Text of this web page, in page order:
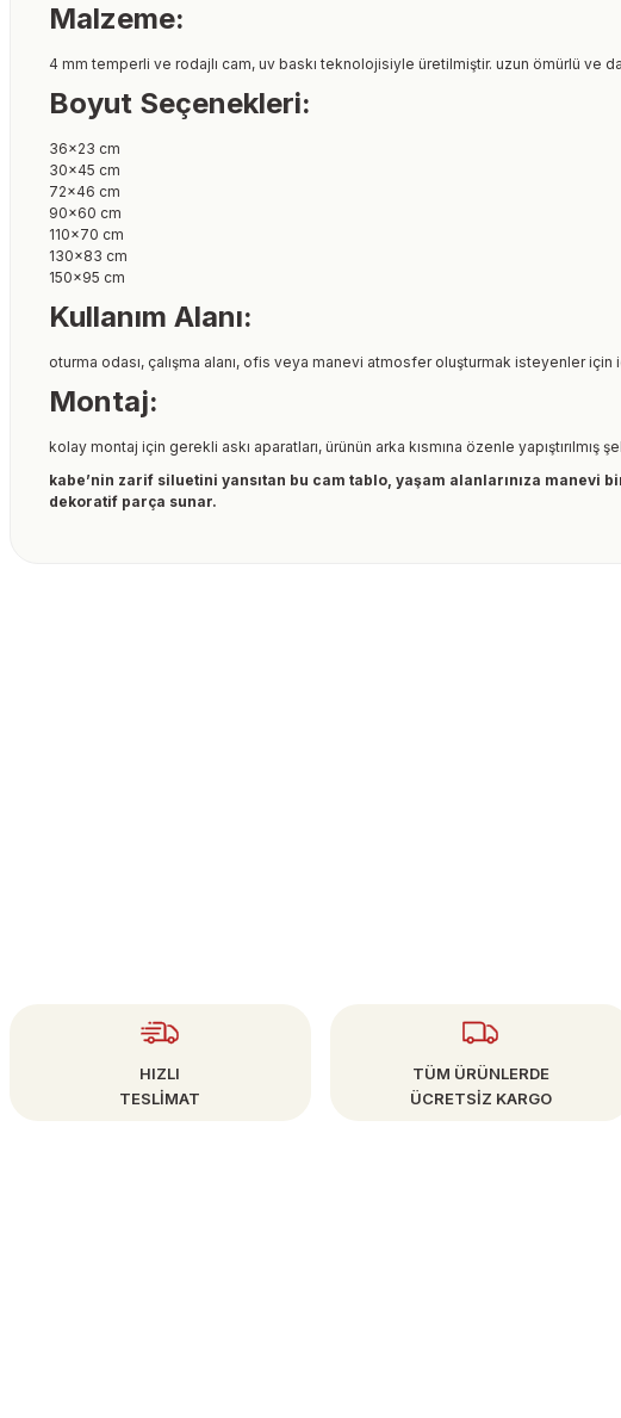
Malzeme:
4 mm temperli ve rodajlı cam, uv baskı teknolojisiyle üretilmiştir. uzun ömürlü ve
Boyut Seçenekleri:
36×23 cm
30×45 cm
72×46 cm
90×60 cm
110×70 cm
130×83 cm
150×95 cm
Kullanım Alanı:
oturma odası, çalışma alanı, ofis veya manevi atmosfer oluşturmak isteyenler için
Montaj:
kolay montaj için gerekli askı aparatları, ürünün arka kısmına özenle yapıştırılmış
kabe’nin zarif siluetini yansıtan bu cam tablo, yaşam alanlarınıza manevi
dekoratif parça sunar.
HIZLI
TESLİMAT
TÜM ÜRÜNLERDE
ÜCRETSİZ KARGO